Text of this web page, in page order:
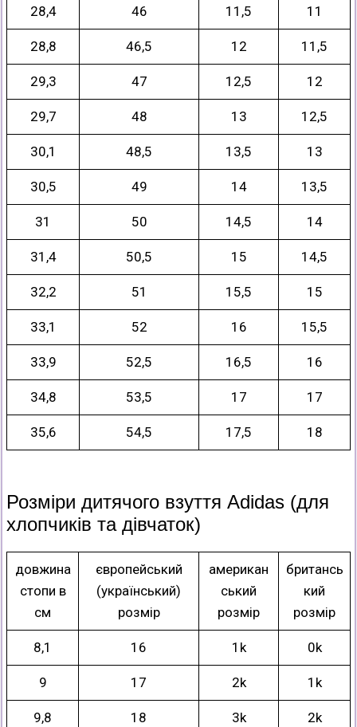
28,4 46 11,5 11
28,8 46,5 12 11,5
29,3 47 12,5 12
29,7 48 13 12,5
30,1 48,5 13,5 13
30,5 49 14 13,5
31 50 14,5 14
31,4 50,5 15 14,5
32,2 51 15,5 15
33,1 52 16 15,5
33,9 52,5 16,5 16
34,8 53,5 17 17
35,6 54,5 17,5 18
Розміри дитячого взуття Adidas (для
хлопчиків та дівчаток)
довжина
стопи в
см
європейський
(український)
розмір
американ
ський
розмір
британсь
кий
розмір
8,1 16 1k 0k
9 17 2k 1k
9,8 18 3k 2k